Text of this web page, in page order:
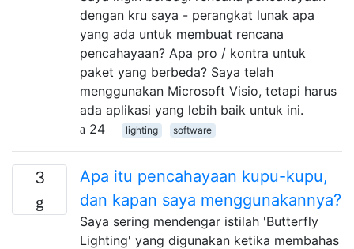
dengan kru saya - perangkat lunak apa
yang ada untuk membuat rencana
pencahayaan? Apa pro / kontra untuk
paket yang berbeda? Saya telah
menggunakan Microsoft Visio, tetapi harus
ada aplikasi yang lebih baik untuk ini.
24
lighting software
3
Apa itu pencahayaan kupu-kupu,
dan kapan saya menggunakannya?
Saya sering mendengar istilah 'Butterfly
Lighting' yang digunakan ketika membahas